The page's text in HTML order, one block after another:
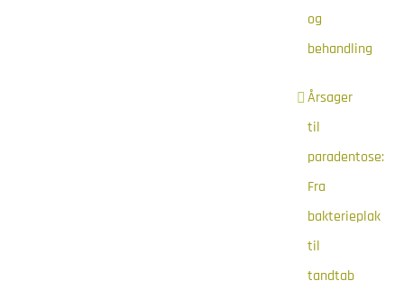
og
behandling
Årsager
til
paradentose:
Fra
bakterieplak
til
tandtab